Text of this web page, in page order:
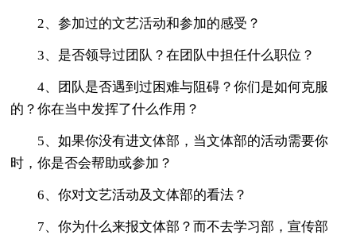
2、参加过的文艺活动和参加的感受？
3、是否领导过团队？在团队中担任什么职位？
4、团队是否遇到过困难与阻碍？你们是如何克服
的？你在当中发挥了什么作用？
5、如果你没有进文体部，当文体部的活动需要你
时，你是否会帮助或参加？
6、你对文艺活动及文体部的看法？
7、你为什么来报文体部？而不去学习部，宣传部